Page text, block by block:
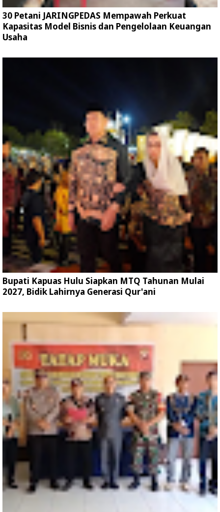
30 Petani JARINGPEDAS Mempawah Perkuat
Kapasitas Model Bisnis dan Pengelolaan Keuangan
Usaha
Bupati Kapuas Hulu Siapkan MTQ Tahunan Mulai
2027, Bidik Lahirnya Generasi Qur'ani